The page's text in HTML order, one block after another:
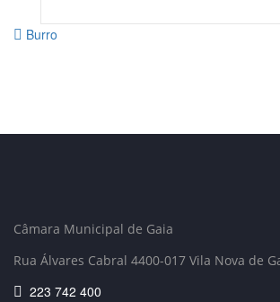
Burro
Câmara Municipal de Gaia
Rua Álvares Cabral 4400-017 Vila Nova de
223 742 400